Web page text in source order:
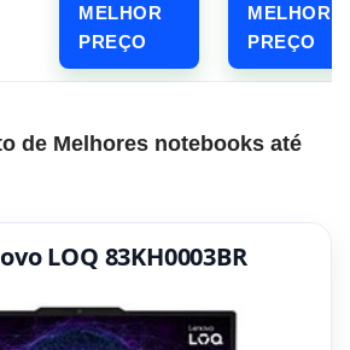
MELHOR
PREÇO
MELHOR
PREÇO
de Melhores notebooks até
LOQ 83KH0003BR